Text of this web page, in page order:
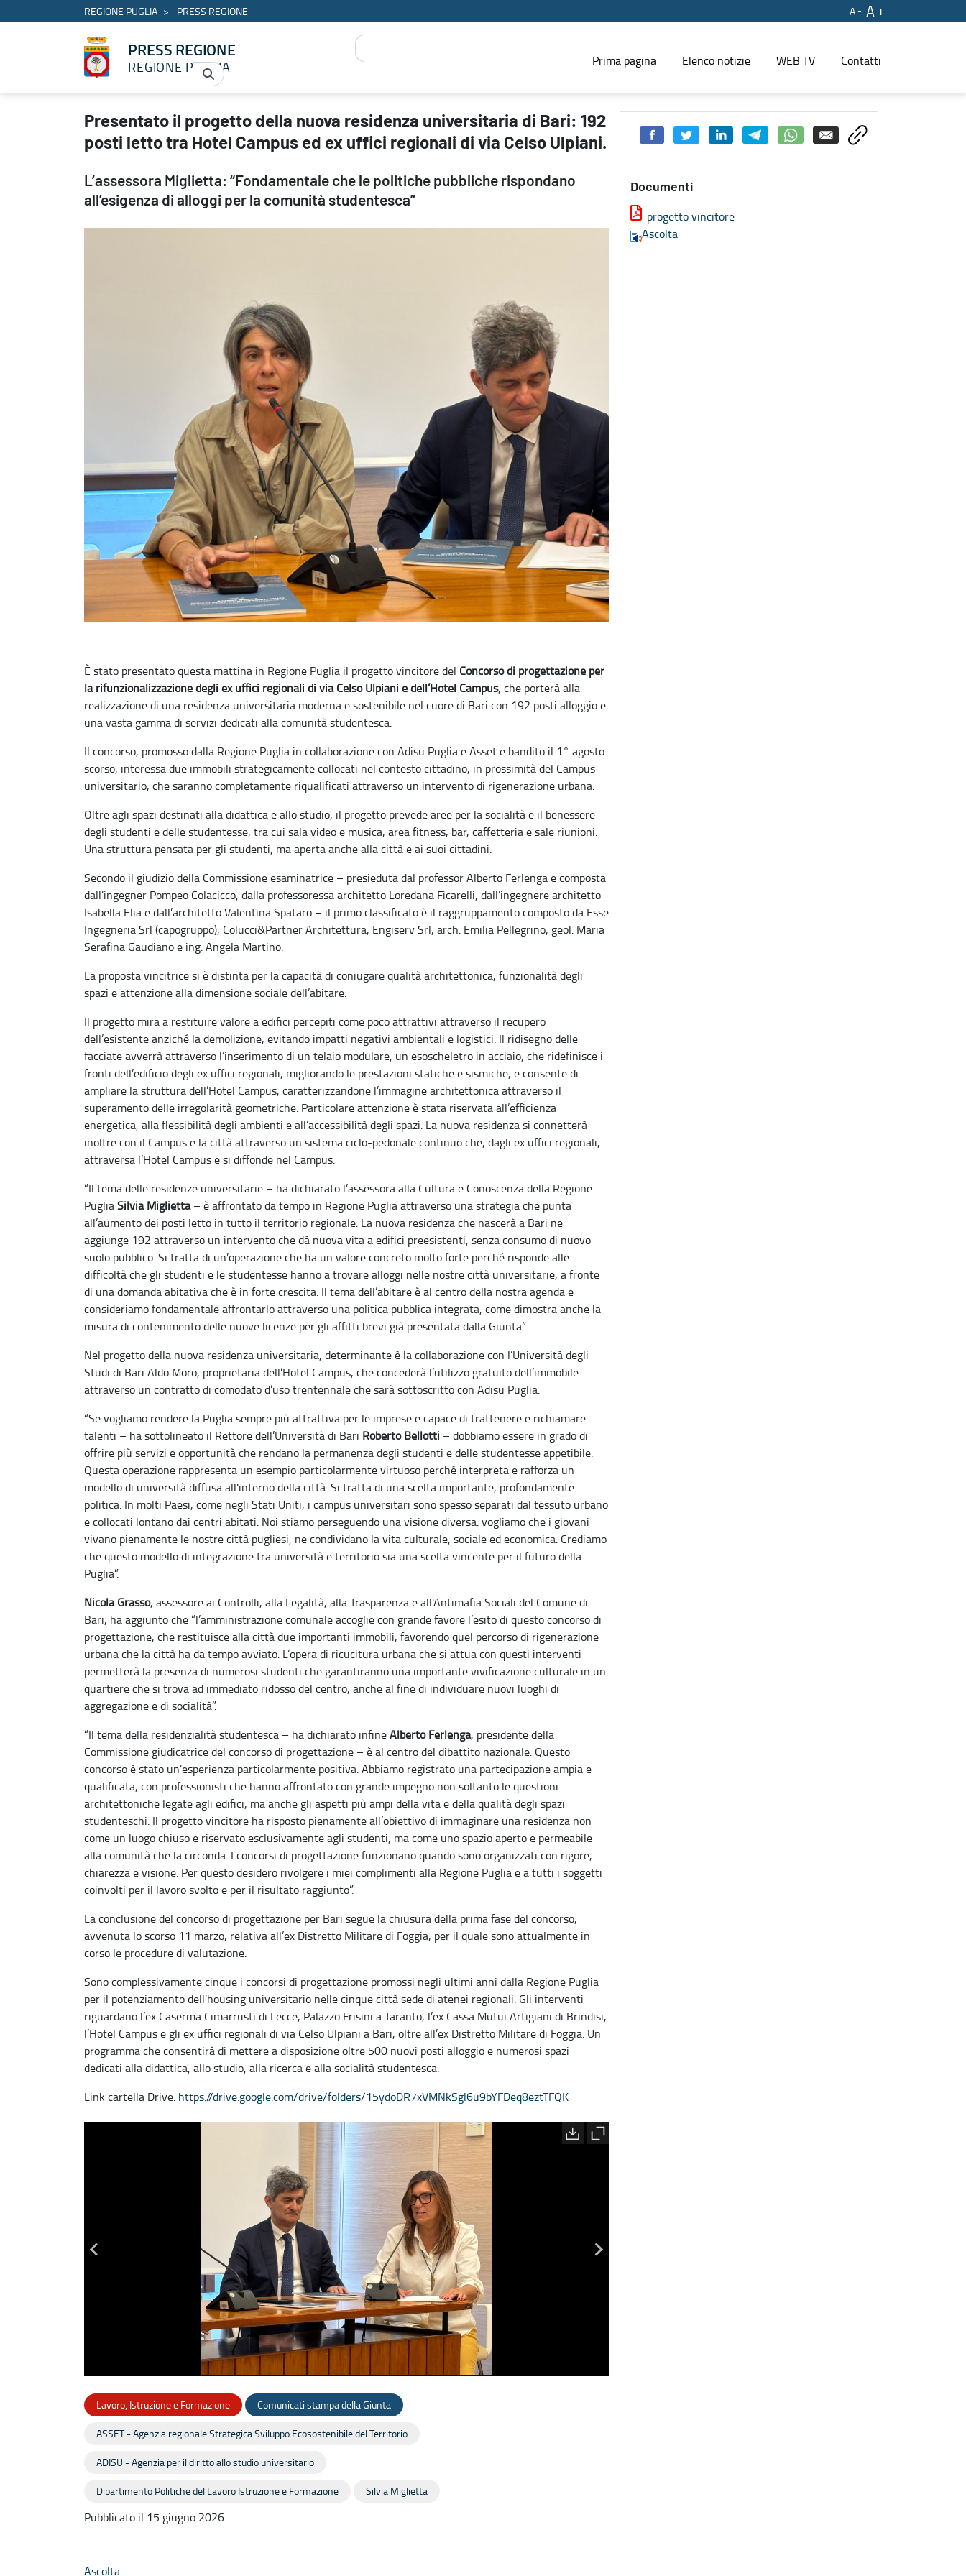
REGIONE PUGLIA PRESS REGIONE A
A
PRESS REGIONE
REGIONE PUGLIA Prima pagina Elenco notizie WEB TV Contatti
Presentato il progetto della nuova residenza universitaria di Bari: 192 posti letto tra Hotel Campus ed ex uffici regionali di via Celso Ulpiani. - PRESS REGIONE
Presentato il progetto della nuova residenza universitaria di Bari: 192
posti letto tra Hotel Campus ed ex uffici regionali di via Celso Ulpiani.
L’assessora Miglietta: “Fondamentale che le politiche pubbliche rispondano
all’esigenza di alloggi per la comunità studentesca”
È stato presentato questa mattina in Regione Puglia il progetto vincitore del Concorso di progettazione per
la rifunzionalizzazione degli ex uffici regionali di via Celso Ulpiani e dell’Hotel Campus, che porterà alla
realizzazione di una residenza universitaria moderna e sostenibile nel cuore di Bari con 192 posti alloggio e
una vasta gamma di servizi dedicati alla comunità studentesca.
Il concorso, promosso dalla Regione Puglia in collaborazione con Adisu Puglia e Asset e bandito il 1° agosto
scorso, interessa due immobili strategicamente collocati nel contesto cittadino, in prossimità del Campus
universitario, che saranno completamente riqualificati attraverso un intervento di rigenerazione urbana.
Oltre agli spazi destinati alla didattica e allo studio, il progetto prevede aree per la socialità e il benessere
degli studenti e delle studentesse, tra cui sala video e musica, area fitness, bar, caffetteria e sale riunioni.
Una struttura pensata per gli studenti, ma aperta anche alla città e ai suoi cittadini.
Secondo il giudizio della Commissione esaminatrice – presieduta dal professor Alberto Ferlenga e composta
dall’ingegner Pompeo Colacicco, dalla professoressa architetto Loredana Ficarelli, dall’ingegnere architetto
Isabella Elia e dall’architetto Valentina Spataro – il primo classificato è il raggruppamento composto da Esse
Ingegneria Srl (capogruppo), Colucci&Partner Architettura, Engiserv Srl, arch. Emilia Pellegrino, geol. Maria
Serafina Gaudiano e ing. Angela Martino.
La proposta vincitrice si è distinta per la capacità di coniugare qualità architettonica, funzionalità degli
spazi e attenzione alla dimensione sociale dell’abitare.
Il progetto mira a restituire valore a edifici percepiti come poco attrattivi attraverso il recupero
dell’esistente anziché la demolizione, evitando impatti negativi ambientali e logistici. Il ridisegno delle
facciate avverrà attraverso l’inserimento di un telaio modulare, un esoscheletro in acciaio, che ridefinisce i
fronti dell’edificio degli ex uffici regionali, migliorando le prestazioni statiche e sismiche, e consente di
ampliare la struttura dell’Hotel Campus, caratterizzandone l’immagine architettonica attraverso il
superamento delle irregolarità geometriche. Particolare attenzione è stata riservata all’efficienza
energetica, alla flessibilità degli ambienti e all’accessibilità degli spazi. La nuova residenza si connetterà
inoltre con il Campus e la città attraverso un sistema ciclo-pedonale continuo che, dagli ex uffici regionali,
attraversa l’Hotel Campus e si diffonde nel Campus.
“Il tema delle residenze universitarie – ha dichiarato l’assessora alla Cultura e Conoscenza della Regione
PugliaSilvia Miglietta– è affrontato da tempo in Regione Puglia attraverso una strategia che punta
all’aumento dei posti letto in tutto il territorio regionale. La nuova residenza che nascerà a Bari ne
aggiunge 192 attraverso un intervento che dà nuova vita a edifici preesistenti, senza consumo di nuovo
suolo pubblico. Si tratta di un’operazione che ha un valore concreto molto forte perché risponde alle
difficoltà che gli studenti e le studentesse hanno a trovare alloggi nelle nostre città universitarie, a fronte
di una domanda abitativa che è in forte crescita. Il tema dell’abitare è al centro della nostra agenda e
consideriamo fondamentale affrontarlo attraverso una politica pubblica integrata, come dimostra anche la
misura di contenimento delle nuove licenze per gli affitti brevi già presentata dalla Giunta”.
Nel progetto della nuova residenza universitaria, determinante è la collaborazione con l’Università degli
Studi di Bari Aldo Moro, proprietaria dell’Hotel Campus, che concederà l’utilizzo gratuito dell’immobile
attraverso un contratto di comodato d’uso trentennale che sarà sottoscritto con Adisu Puglia.
“Se vogliamo rendere la Puglia sempre più attrattiva per le imprese e capace di trattenere e richiamare
talenti – ha sottolineato il Rettore dell’Università di Bari Roberto Bellotti – dobbiamo essere in grado di
offrire più servizi e opportunità che rendano la permanenza degli studenti e delle studentesse appetibile.
Questa operazione rappresenta un esempio particolarmente virtuoso perché interpreta e rafforza un
modello di università diffusa all'interno della città. Si tratta di una scelta importante, profondamente
politica. In molti Paesi, come negli Stati Uniti, i campus universitari sono spesso separati dal tessuto urbano
e collocati lontano dai centri abitati. Noi stiamo perseguendo una visione diversa: vogliamo che i giovani
vivano pienamente le nostre città pugliesi, ne condividano la vita culturale, sociale ed economica. Crediamo
che questo modello di integrazione tra università e territorio sia una scelta vincente per il futuro della
Puglia”.
Nicola Grasso, assessore ai Controlli, alla Legalità, alla Trasparenza e all'Antimafia Sociali del Comune di
Bari, ha aggiunto che “l’amministrazione comunale accoglie con grande favore l’esito di questo concorso di
progettazione, che restituisce alla città due importanti immobili, favorendo quel percorso di rigenerazione
urbana che la città ha da tempo avviato. L’opera di ricucitura urbana che si attua con questi interventi
permetterà la presenza di numerosi studenti che garantiranno una importante vivificazione culturale in un
quartiere che si trova ad immediato ridosso del centro, anche al fine di individuare nuovi luoghi di
aggregazione e di socialità”.
“Il tema della residenzialità studentesca – ha dichiarato infineAlberto Ferlenga, presidente della
Commissione giudicatrice del concorso di progettazione – è al centro del dibattito nazionale. Questo
concorso è stato un’esperienza particolarmente positiva. Abbiamo registrato una partecipazione ampia e
qualificata, con professionisti che hanno affrontato con grande impegno non soltanto le questioni
architettoniche legate agli edifici, ma anche gli aspetti più ampi della vita e della qualità degli spazi
studenteschi. Il progetto vincitore ha risposto pienamente all’obiettivo di immaginare una residenza non
come un luogo chiuso e riservato esclusivamente agli studenti, ma come uno spazio aperto e permeabile
alla comunità che la circonda. I concorsi di progettazione funzionano quando sono organizzati con rigore,
chiarezza e visione. Per questo desidero rivolgere i miei complimenti alla Regione Puglia e a tutti i soggetti
coinvolti per il lavoro svolto e per il risultato raggiunto”.
La conclusione del concorso di progettazione per Bari segue la chiusura della prima fase del concorso,
avvenuta lo scorso 11 marzo, relativa all’ex Distretto Militare di Foggia, per il quale sono attualmente in
corso le procedure di valutazione.
Sono complessivamente cinque i concorsi di progettazione promossi negli ultimi anni dalla Regione Puglia
per il potenziamento dell’housing universitario nelle cinque città sede di atenei regionali. Gli interventi
riguardano l’ex Caserma Cimarrusti di Lecce, Palazzo Frisini a Taranto, l’ex Cassa Mutui Artigiani di Brindisi,
l’Hotel Campus e gli ex uffici regionali di via Celso Ulpiani a Bari, oltre all’ex Distretto Militare di Foggia. Un
programma che consentirà di mettere a disposizione oltre 500 nuovi posti alloggio e numerosi spazi
dedicati alla didattica, allo studio, alla ricerca e alla socialità studentesca.
Link cartella Drive: https://drive.google.com/drive/folders/15ydoDR7xVMNkSgl6u9bYFDeq8eztTFQK
Lavoro, Istruzione e Formazione Comunicati stampa della Giunta
ASSET - Agenzia regionale Strategica Sviluppo Ecosostenibile del Territorio
ADISU - Agenzia per il diritto allo studio universitario
Dipartimento Politiche del Lavoro Istruzione e Formazione Silvia Miglietta
Pubblicato il 15 giugno 2026
Documenti
progetto vincitore
Ascolta
Ascolta